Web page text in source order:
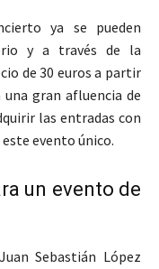
ya se pueden
y a través de la
de 30 euros a partir
una gran afluencia de
las entradas con
evento único.
un evento de
Sebastián López